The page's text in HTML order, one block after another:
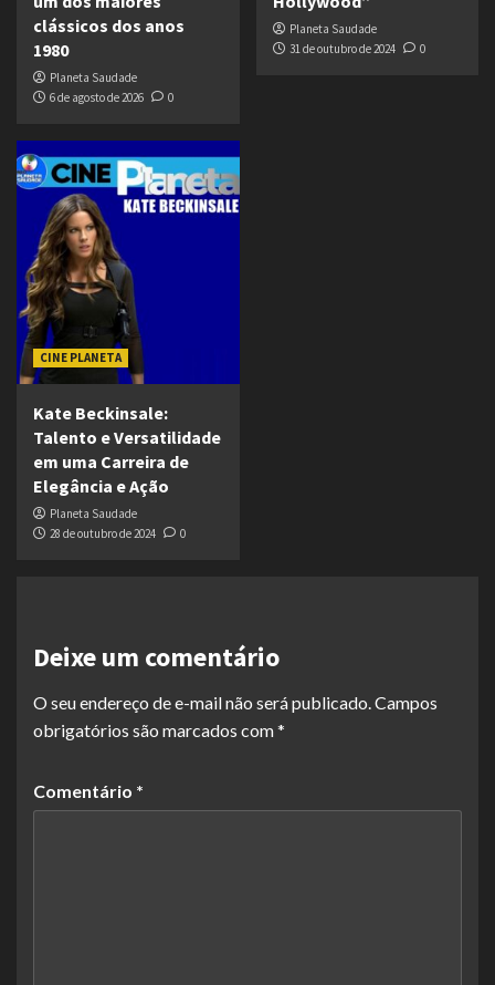
clássicos dos anos
1980
Planeta Saudade
6 de agosto de 2026
0
Planeta Saudade
31 de outubro de 2024
0
CINE PLANETA
Kate Beckinsale:
Talento e Versatilidade
em uma Carreira de
Elegância e Ação
Planeta Saudade
28 de outubro de 2024
0
Deixe um comentário
O seu endereço de e-mail não será publicado.Campos
obrigatórios são marcados com*
Comentário *